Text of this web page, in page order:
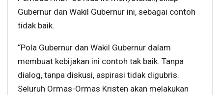
Gubernur dan Wakil Gubernur ini, sebagai contoh
tidak baik.
“Pola Gubernur dan Wakil Gubernur dalam
membuat kebijakan ini contoh tak baik. Tanpa
dialog, tanpa diskusi, aspirasi tidak digubris.
Seluruh Ormas-Ormas Kristen akan melakukan